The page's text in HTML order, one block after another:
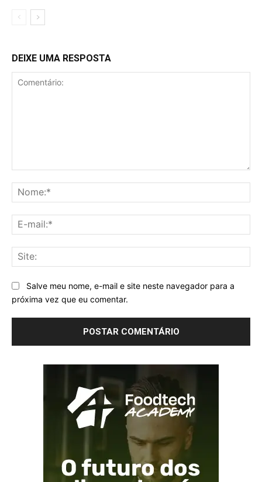
DEIXE UMA RESPOSTA
Salve meu nome, e-mail e site neste navegador para a
próxima vez que eu comentar.